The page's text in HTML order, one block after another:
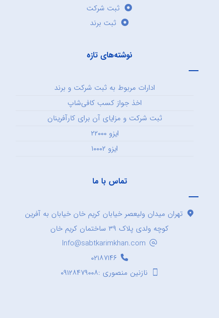
ثبت شرکت
ثبت برند
نوشته‌های تازه
ادارات مربوط به ثبت شرکت و برند
اخذ جواز کسب کافی‌شاپ
ثبت شرکت و مزایای آن برای کارآفرینان
ایزو ۲۲۰۰۰
ایزو ۱۰۰۰۲
تماس با ما
تهران میدان ولیعصر خیابان کریم خان خیابان به آفرین
کوچه ولدی پلاک ۳۹ ساختمان کریم خان
Info@sabtkarimkhan.com
۰۲۱۸۷۱۴۶
نازنین منصوری :۰۹۱۲۸۴۷۹۰۰۸